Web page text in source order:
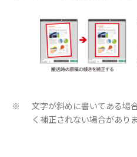
※
文字が斜めに書いてある場
く補正されない場合がありま